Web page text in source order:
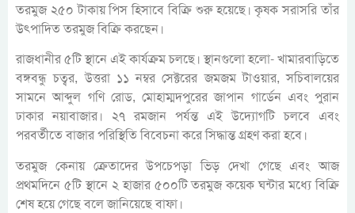
তরমুজ ২৫০ টাকায় পিস হিসাবে বিক্রি শুরু হয়েছে। কৃষক সরাসরি তাঁর
উৎপাদিত তরমুজ বিক্রি করছেন।
রাজধানীর ৫টি স্থানে এই কার্যক্রম চলছে। স্থানগুলো হলো- খামারবাড়িতে
বঙ্গবন্ধু চত্বর, উত্তরা ১১ নম্বর সেক্টরের জমজম টাওয়ার, সচিবালয়ের
সামনে আব্দুল গণি রোড, মোহাম্মদপুরের জাপান গার্ডেন এবং পুরান
ঢাকার নয়াবাজার। ২৭ রমজান পর্যন্ত এই উদ্যোগটি চলবে এবং
পরবর্তীতে বাজার পরিস্থিতি বিবেচনা করে সিদ্ধান্ত গ্রহণ করা হবে।
তরমুজ কেনায় ক্রেতাদের উপচেপড়া ভিড় দেখা গেছে এবং আজ
প্রথমদিনে ৫টি স্থানে ২ হাজার ৫০০টি তরমুজ কয়েক ঘন্টার মধ্যে বিক্রি
শেষ হয়ে গেছে বলে জানিয়েছে বাফা।